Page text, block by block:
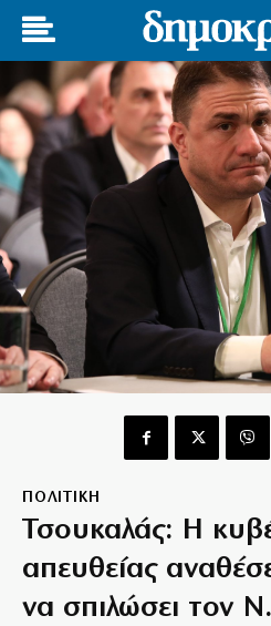
ΠΟΛΙΤΙΚΗ
Τσουκαλάς: Η
απευθείας
να σπιλώσει τον